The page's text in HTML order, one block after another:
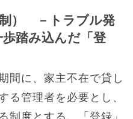
制） －トラブル発
踏み込んだ「登
間に、家主不在で貸し
る管理者を必要とし、